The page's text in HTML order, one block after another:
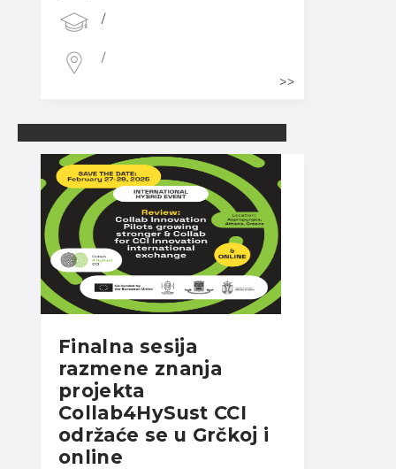
/
/
Finalna sesija
razmene znanja
projekta
Collab4HySust CCI
održaće se u Grčkoj i
online